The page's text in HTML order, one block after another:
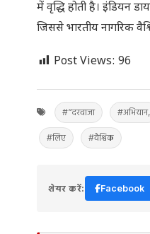
में वृद्धि होती है। इंडियन
जिससे भारतीय नागरिक
Post Views: 96
#“दरवाजा #अभियान,
#लिए #वैश्विक
शेयर करें: Facebook